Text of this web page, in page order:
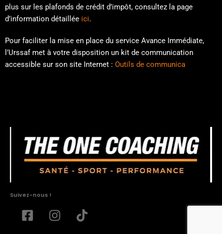
plus sur les plafonds de crédit d’impôt, consultez la page
d’information détaillée ici.
Pour faciliter la mise en place du service Avance Immédiate,
l’Urssaf met à votre disposition un kit de communication
accessible sur son site Internet : Outils de communica
Suivez-nous !
JE RÉSERVE MA SÉANCE GRATUITE